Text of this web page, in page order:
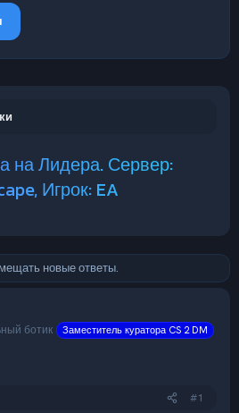
на Лидера. Сервер:
Игрок: EA
новые ответы.
ботик
Заместитель куратора CS 2 DM
#1